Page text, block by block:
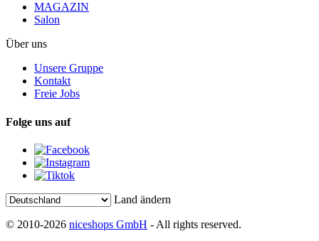
MAGAZIN
Salon
Über uns
Unsere Gruppe
Kontakt
Freie Jobs
Folge uns auf
Land ändern
© 2010-2026 niceshops GmbH - All rights reserved.